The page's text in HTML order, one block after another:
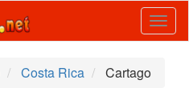
Costa Rica Cartago